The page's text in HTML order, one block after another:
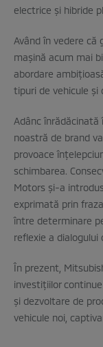
electrice şi hibride
Având în vedere că
maşină acum mai
abordare
tipuri de vehicule şi
Adânc
noastră de brand
provoace
schimbarea.
Motors şi-a
exprimată prin
între determinare
reflexie a
În prezent,
investiţiilor
şi dezvoltare de
vehicule noi,